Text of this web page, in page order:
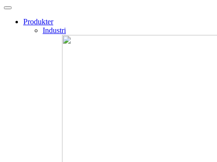
Produkter
Industri